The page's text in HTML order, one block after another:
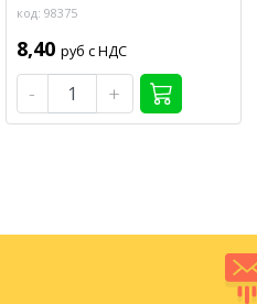
код: 98375
8,40 руб с НДС
- +